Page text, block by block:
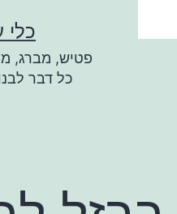
לתוכן
כלי
פטיש, מברג,
כל דבר